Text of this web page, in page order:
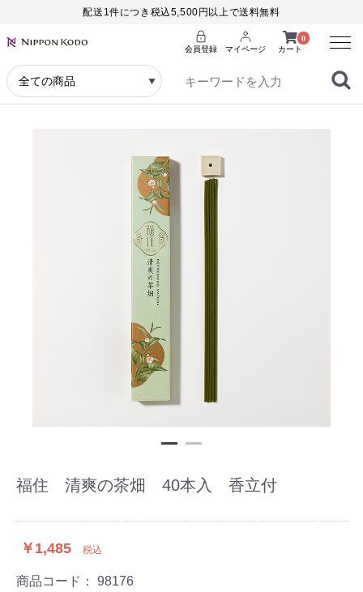
配送1件につき税込5,500円以上で送料無料
0
カート
会員登録 マイページ
Menu
福住 清爽の茶畑 40本入 香立付
￥1,485 税込
商品コード： 98176